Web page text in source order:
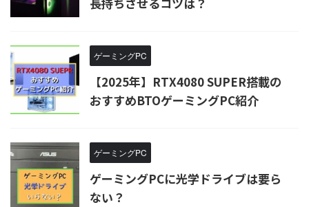
ゲーミングPC
【2025年】RTX4080 SUPER搭載の
おすすめBTOゲーミングPC紹介
ゲーミングPC
ゲーミングPCに光学ドライブは要ら
ない？